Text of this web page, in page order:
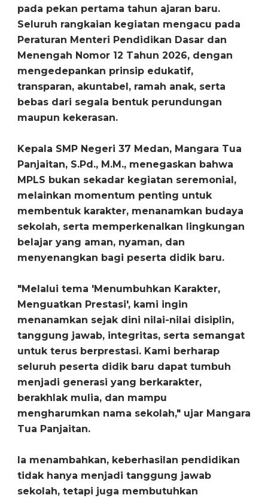
pada pekan pertama tahun ajaran baru.
Seluruh rangkaian kegiatan mengacu pada
Peraturan Menteri Pendidikan Dasar dan
Menengah Nomor 12 Tahun 2026, dengan
mengedepankan prinsip edukatif,
transparan, akuntabel, ramah anak, serta
bebas dari segala bentuk perundungan
maupun kekerasan.
‎Kepala SMP Negeri 37 Medan, Mangara Tua
Panjaitan, S.Pd., M.M., menegaskan bahwa
MPLS bukan sekadar kegiatan seremonial,
melainkan momentum penting untuk
membentuk karakter, menanamkan budaya
sekolah, serta memperkenalkan lingkungan
belajar yang aman, nyaman, dan
menyenangkan bagi peserta didik baru.
‎"Melalui tema 'Menumbuhkan Karakter,
Menguatkan Prestasi', kami ingin
menanamkan sejak dini nilai-nilai disiplin,
tanggung jawab, integritas, serta semangat
untuk terus berprestasi. Kami berharap
seluruh peserta didik baru dapat tumbuh
menjadi generasi yang berkarakter,
berakhlak mulia, dan mampu
mengharumkan nama sekolah," ujar Mangara
Tua Panjaitan.
‎Ia menambahkan, keberhasilan pendidikan
tidak hanya menjadi tanggung jawab
sekolah, tetapi juga membutuhkan